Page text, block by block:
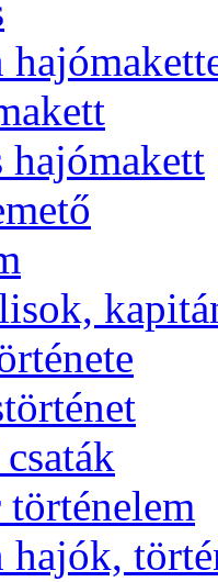
hajók,